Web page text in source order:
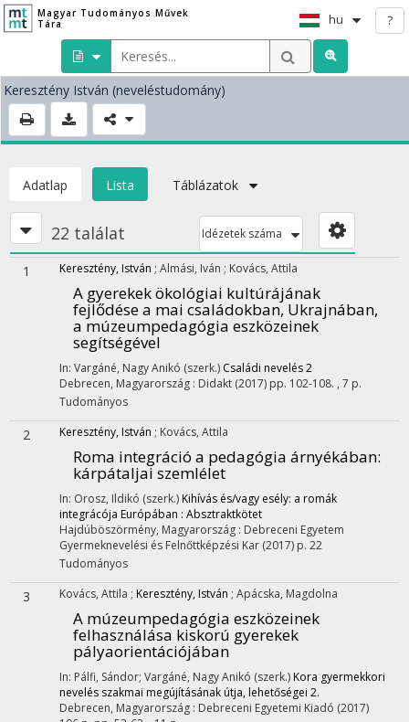
Magyar Tudományos Művek
Tára
hu ?
Keresztény István (neveléstudomány)
Adatlap Lista Táblázatok
22 találat Idézetek száma
1 Keresztény, István ; Almási, Iván ; Kovács, Attila
A gyerekek ökológiai kultúrájának
fejlődése a mai családokban, Ukrajnában,
a múzeumpedagógia eszközeinek
segítségével
In: Vargáné, Nagy Anikó (szerk.) Családi nevelés 2
Debrecen, Magyarország : Didakt (2017) pp. 102-108. , 7 p.
Tudományos
2 Keresztény, István ; Kovács, Attila
Roma integráció a pedagógia árnyékában:
kárpátaljai szemlélet
In: Orosz, Ildikó (szerk.) Kihívás és/vagy esély: a romák
integrácója Európában : Absztraktkötet
Hajdúböszörmény, Magyarország : Debreceni Egyetem
Gyermeknevelési és Felnőttképzési Kar (2017) p. 22
Tudományos
3 Kovács, Attila ; Keresztény, István ; Apácska, Magdolna
A múzeumpedagógia eszközeinek
felhasználása kiskorú gyerekek
pályaorientációjában
In: Pálfi, Sándor; Vargáné, Nagy Anikó (szerk.) Kora gyermekkori
nevelés szakmai megújításának útja, lehetőségei 2.
Debrecen, Magyarország : Debreceni Egyetemi Kiadó (2017)